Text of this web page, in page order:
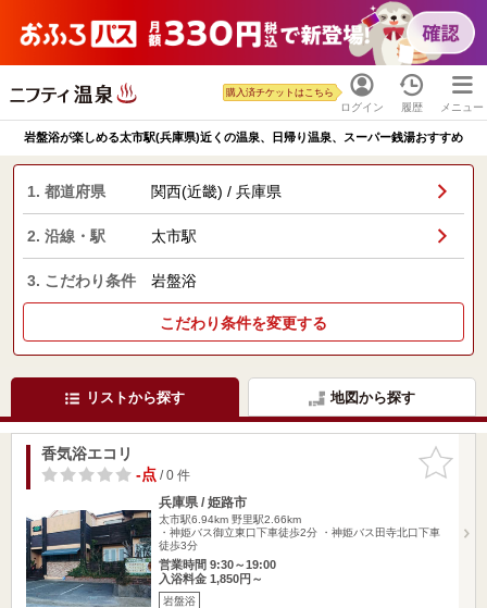
ログイン
購入済チケットはこちら
履歴 メニュー
岩盤浴が楽しめる太市駅(兵庫県)近くの温泉、日帰り温泉、スーパー銭湯おすすめ
1. 都道府県 関西(近畿) / 兵庫県
2. 沿線・駅 太市駅
3. こだわり条件 岩盤浴
こだわり条件を変更する
リストから探す 地図から探す
お気に入
りに追加
香気浴エコリ
-点/ 0 件
兵庫県 / 姫路市
太市駅6.94km 野里駅2.66km
・神姫バス御立東口下車徒歩2分 ・神姫バス田寺北口下車
徒歩3分
営業時間 9:30～19:00
入浴料金 1,850円～
岩盤浴